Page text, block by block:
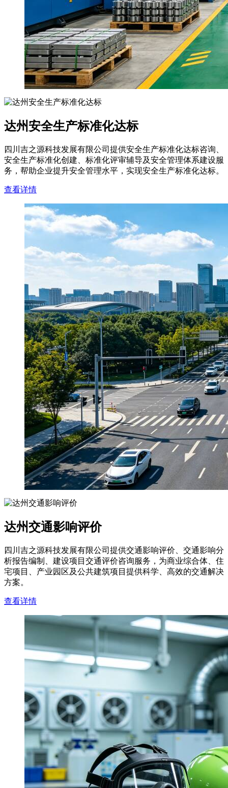
达州安全生产标准化达标
四川吉之源科技发展有限公司提供安全生产标准化达标咨询、
安全生产标准化创建、标准化评审辅导及安全管理体系建设服
务，帮助企业提升安全管理水平，实现安全生产标准化达标。
查看详情
达州交通影响评价
四川吉之源科技发展有限公司提供交通影响评价、交通影响分
析报告编制、建设项目交通评价咨询服务，为商业综合体、住
宅项目、产业园区及公共建筑项目提供科学、高效的交通解决
方案。
查看详情